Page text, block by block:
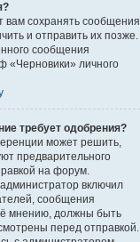
вам сохранять сообщения
и отправить их позже.
сообщения
«Черновики» личного
требует одобрения?
может решить,
предварительного
на форум.
включил
сообщения
мнению, должны быть
перед отправкой.